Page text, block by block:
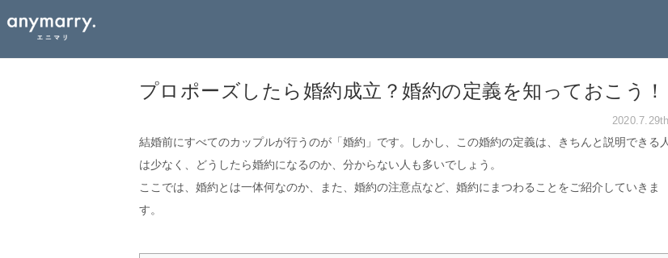
プロポーズしたら婚約成立？婚約の定義を知っておこう！
結婚前にすべてのカップルが行うのが「婚約」です。しかし、この婚約の定義は、きちんと説明できる人
は少なく、どうしたら婚約になるのか、分からない人も多いでしょう。
ここでは、婚約とは一体何なのか、また、婚約の注意点など、婚約にまつわることをご紹介していきま
す。